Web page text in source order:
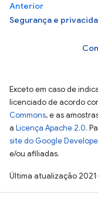
Anterior
Segurança e
Exceto em caso de
licenciado de acordo
Commons, e as
a Licença Apache 2.0.
site do Google
e/ou afiliadas.
Última atualização